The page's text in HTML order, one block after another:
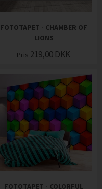
FOTOTAPET - CHAMBER OF
LIONS
Pris 219,00 DKK
FOTOTAPET - COLORFUL